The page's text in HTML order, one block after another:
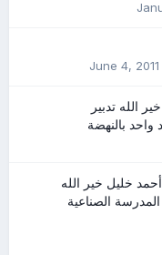
June 4, 2011
الله تدبير
بالنهضة
خليل خير الله
الصناعية